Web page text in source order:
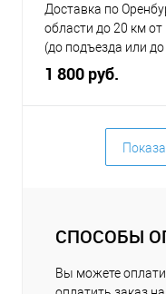
Доставка по
области до 20 км от
(до подъезда или
1 800 руб.
СПОСОБЫ
Вы можете